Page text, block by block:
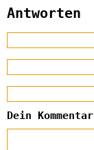
Antworten
Dein Kommentar